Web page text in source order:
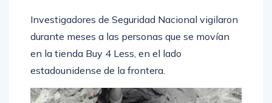
Investigadores de Seguridad Nacional vigilaron
durante meses a las personas que se movían
en la tienda Buy 4 Less, en el lado
estadounidense de la frontera.